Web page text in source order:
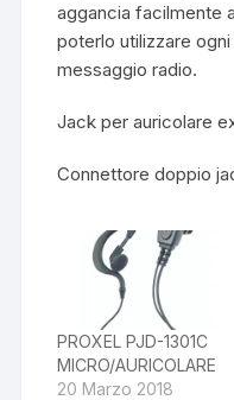
aggancia facilmente
poterlo utilizzare
messaggio radio.
Jack per auricolare
Connettore doppio
PROXEL PJD-1301C
MICRO/AURICOLARE
20 Marzo 2018